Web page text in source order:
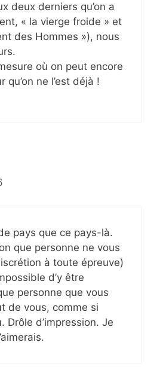
deux derniers qu’on a
« la vierge froide » et
des Hommes »), nous
où on peut encore
qu’on ne l’est déjà !
pays que ce pays-là.
que personne ne vous
à toute épreuve)
d’y être
personne que vous
de vous, comme si
Drôle d’impression. Je